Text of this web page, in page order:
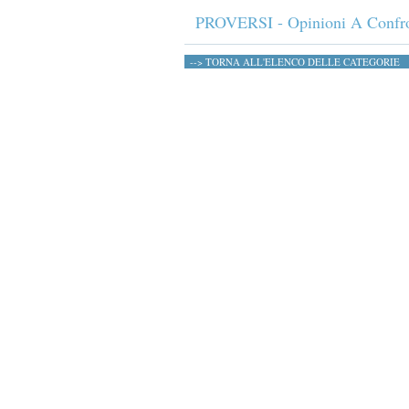
PROVERSI - Opinioni A
--> TORNA ALL'ELENCO DELLE CATEGORIE